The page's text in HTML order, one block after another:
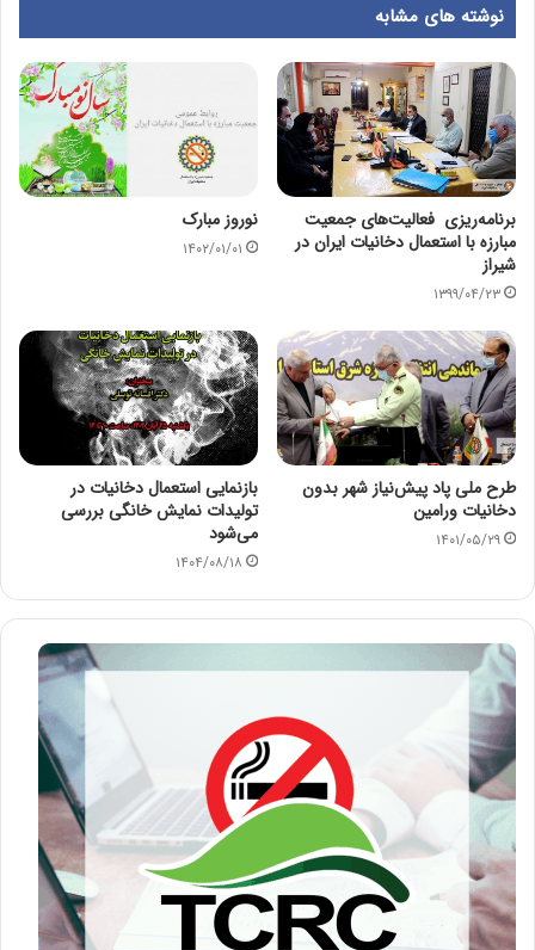
نوشته های مشابه
برنامه‌ریزی فعالیت‌های جمعیت
مبارزه با استعمال دخانیات ایران در
شیراز
۱۳۹۹/۰۴/۲۳
نوروز مبارک
۱۴۰۲/۰۱/۰۱
طرح ملی پاد پیش‌نیاز شهر بدون
دخانیات ورامین
۱۴۰۱/۰۵/۲۹
بازنمایی استعمال دخانیات در
تولیدات نمایش خانگی بررسی
می‌شود
۱۴۰۴/۰۸/۱۸